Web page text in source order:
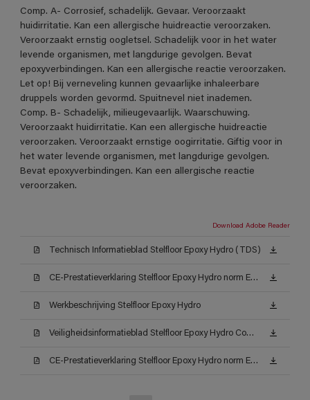
Comp. A- Corrosief, schadelijk. Gevaar. Veroorzaakt
huidirritatie. Kan een allergische huidreactie veroorzaken.
Veroorzaakt ernstig oogletsel. Schadelijk voor in het water
levende organismen, met langdurige gevolgen. Bevat
epoxyverbindingen. Kan een allergische reactie veroorzaken.
Let op! Bij verneveling kunnen gevaarlijke inhaleerbare
druppels worden gevormd. Spuitnevel niet inademen.
Comp. B- Schadelijk, milieugevaarlijk. Waarschuwing.
Veroorzaakt huidirritatie. Kan een allergische huidreactie
veroorzaken. Veroorzaakt ernstige oogirritatie. Giftig voor in
het water levende organismen, met langdurige gevolgen.
Bevat epoxyverbindingen. Kan een allergische reactie
veroorzaken.
Download Adobe Reader
Technisch Informatieblad Stelfloor Epoxy Hydro (TDS)
CE-Prestatieverklaring Stelfloor Epoxy Hydro norm EN 13813_1
Werkbeschrijving Stelfloor Epoxy Hydro
Veiligheidsinformatieblad Stelfloor Epoxy Hydro Comp. -A AW (MSDS)
CE-Prestatieverklaring Stelfloor Epoxy Hydro norm EN 1504-2_2